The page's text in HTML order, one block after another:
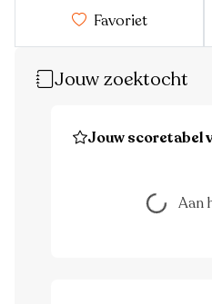
Favoriet
Jouw zoektocht
Jouw scoretabel
Aan het laden...Aan